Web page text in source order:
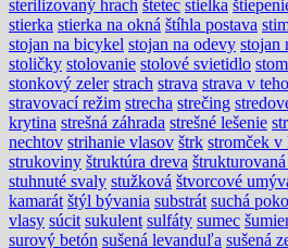
sterilizovaný hrach štetec stielka
stierka stierka na okná štíhla postava
stojan na bicykel stojan na odevy stojan
stoličky stolovanie stolové svietidlo
stonkový zeler strach strava strava v
stravovací režim strecha strečing
krytina strešná záhrada strešné lešenie
nechtov strihanie vlasov štrk stromček v
strukoviny štruktúra dreva
stuhnuté svaly stužková štvorcové
kamarát štýl bývania substrát suchá
vlasy súcit sukulent sulfáty sumec
surový betón sušená levanduľa sušená